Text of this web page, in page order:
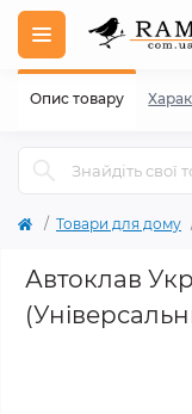
Товари для дому
Автоклав
Опис товару